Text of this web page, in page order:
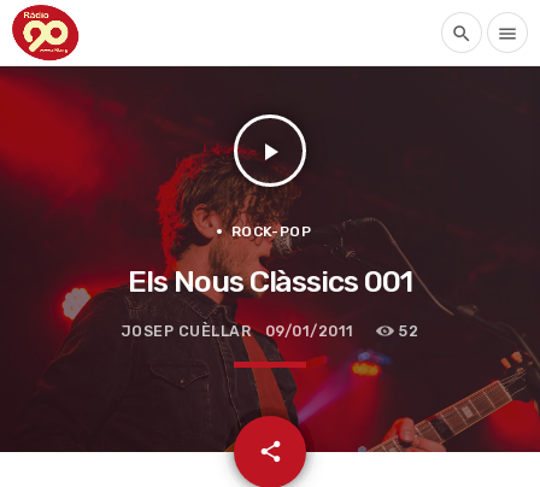
search menu
play_arrow
ROCK-POP
Els Nous Clàssics 001
JOSEP CUÈLLAR 09/01/2011 52
share
email